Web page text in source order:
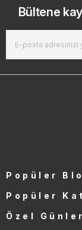
Bültene
Popüler
Popüler
Özel Günler